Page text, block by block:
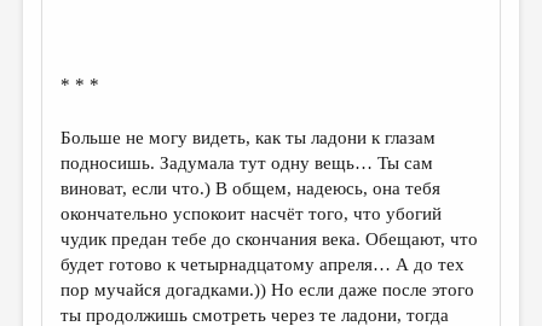
РЕДКОЛЛЕГИЯ
ОТ РЕДАКЦИИ
МАЛАЯ ПРОЗА
ЭССЕИСТИКА
ЛИТЕРАТУРОВЕДЕНИЕ
* * *
Больше не могу видеть, как ты ладони к глазам
подносишь. Задумала тут одну вещь… Ты сам
виноват, если что.) В общем, надеюсь, она тебя
окончательно успокоит насчёт того, что убогий
чудик предан тебе до скончания века. Обещают, что
будет готово к четырнадцатому апреля… А до тех
пор мучайся догадками.)) Но если даже после этого
ты продолжишь смотреть через те ладони, тогда